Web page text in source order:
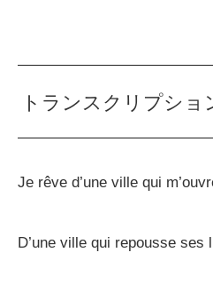
トランスクリプショ
Je rêve d’une ville qui
D’une ville qui repousse ses